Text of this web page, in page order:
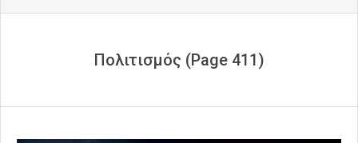
Πολιτισμός (Page 411)